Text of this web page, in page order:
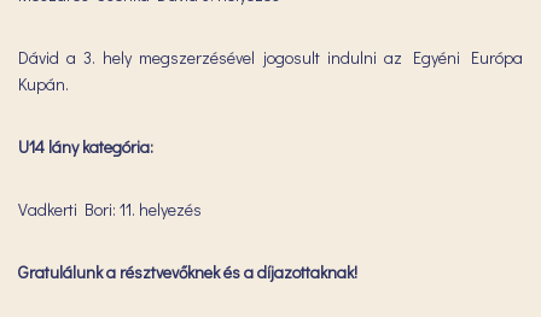
Dávid a 3. hely megszerzésével jogosult indulni az Egyéni Európa
Kupán.
U14 lány kategória:
Vadkerti Bori: 11. helyezés
Gratulálunk a résztvevőknek és a díjazottaknak!